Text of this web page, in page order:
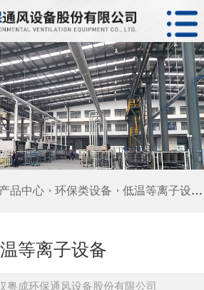
产品中心 环保类设备 低温等离子设备
等离子设备
粤成环保通风设备股份有限公司